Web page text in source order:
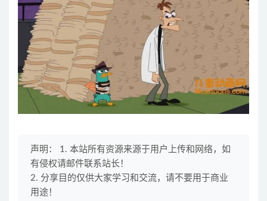
声明： 1. 本站所有资源来源于用户上传和网络，如
有侵权请邮件联系站长！
2. 分享目的仅供大家学习和交流，请不要用于商业
用途！